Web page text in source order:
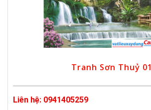
Tranh Sơn Thuỷ 01
Liên hệ: 0941405259